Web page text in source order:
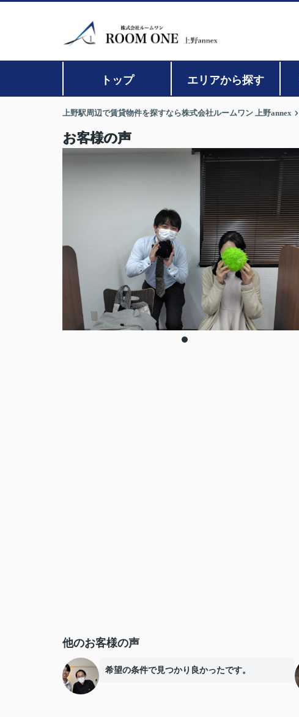
トップ エリアから探す
上野駅周辺で賃貸物件を探すなら株式会社ルームワン 上野annex
お客様の声
他のお客様の声
希望の条件で見つかり良かったです。